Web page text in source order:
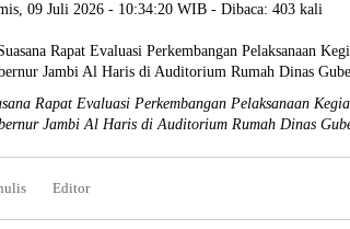
09 Juli 2026 - 10:34:20 WIB - Dibaca: 403 kali
Rapat Evaluasi Perkembangan Pelaksanaan
Jambi Al Haris di Auditorium Rumah Dinas
Editor